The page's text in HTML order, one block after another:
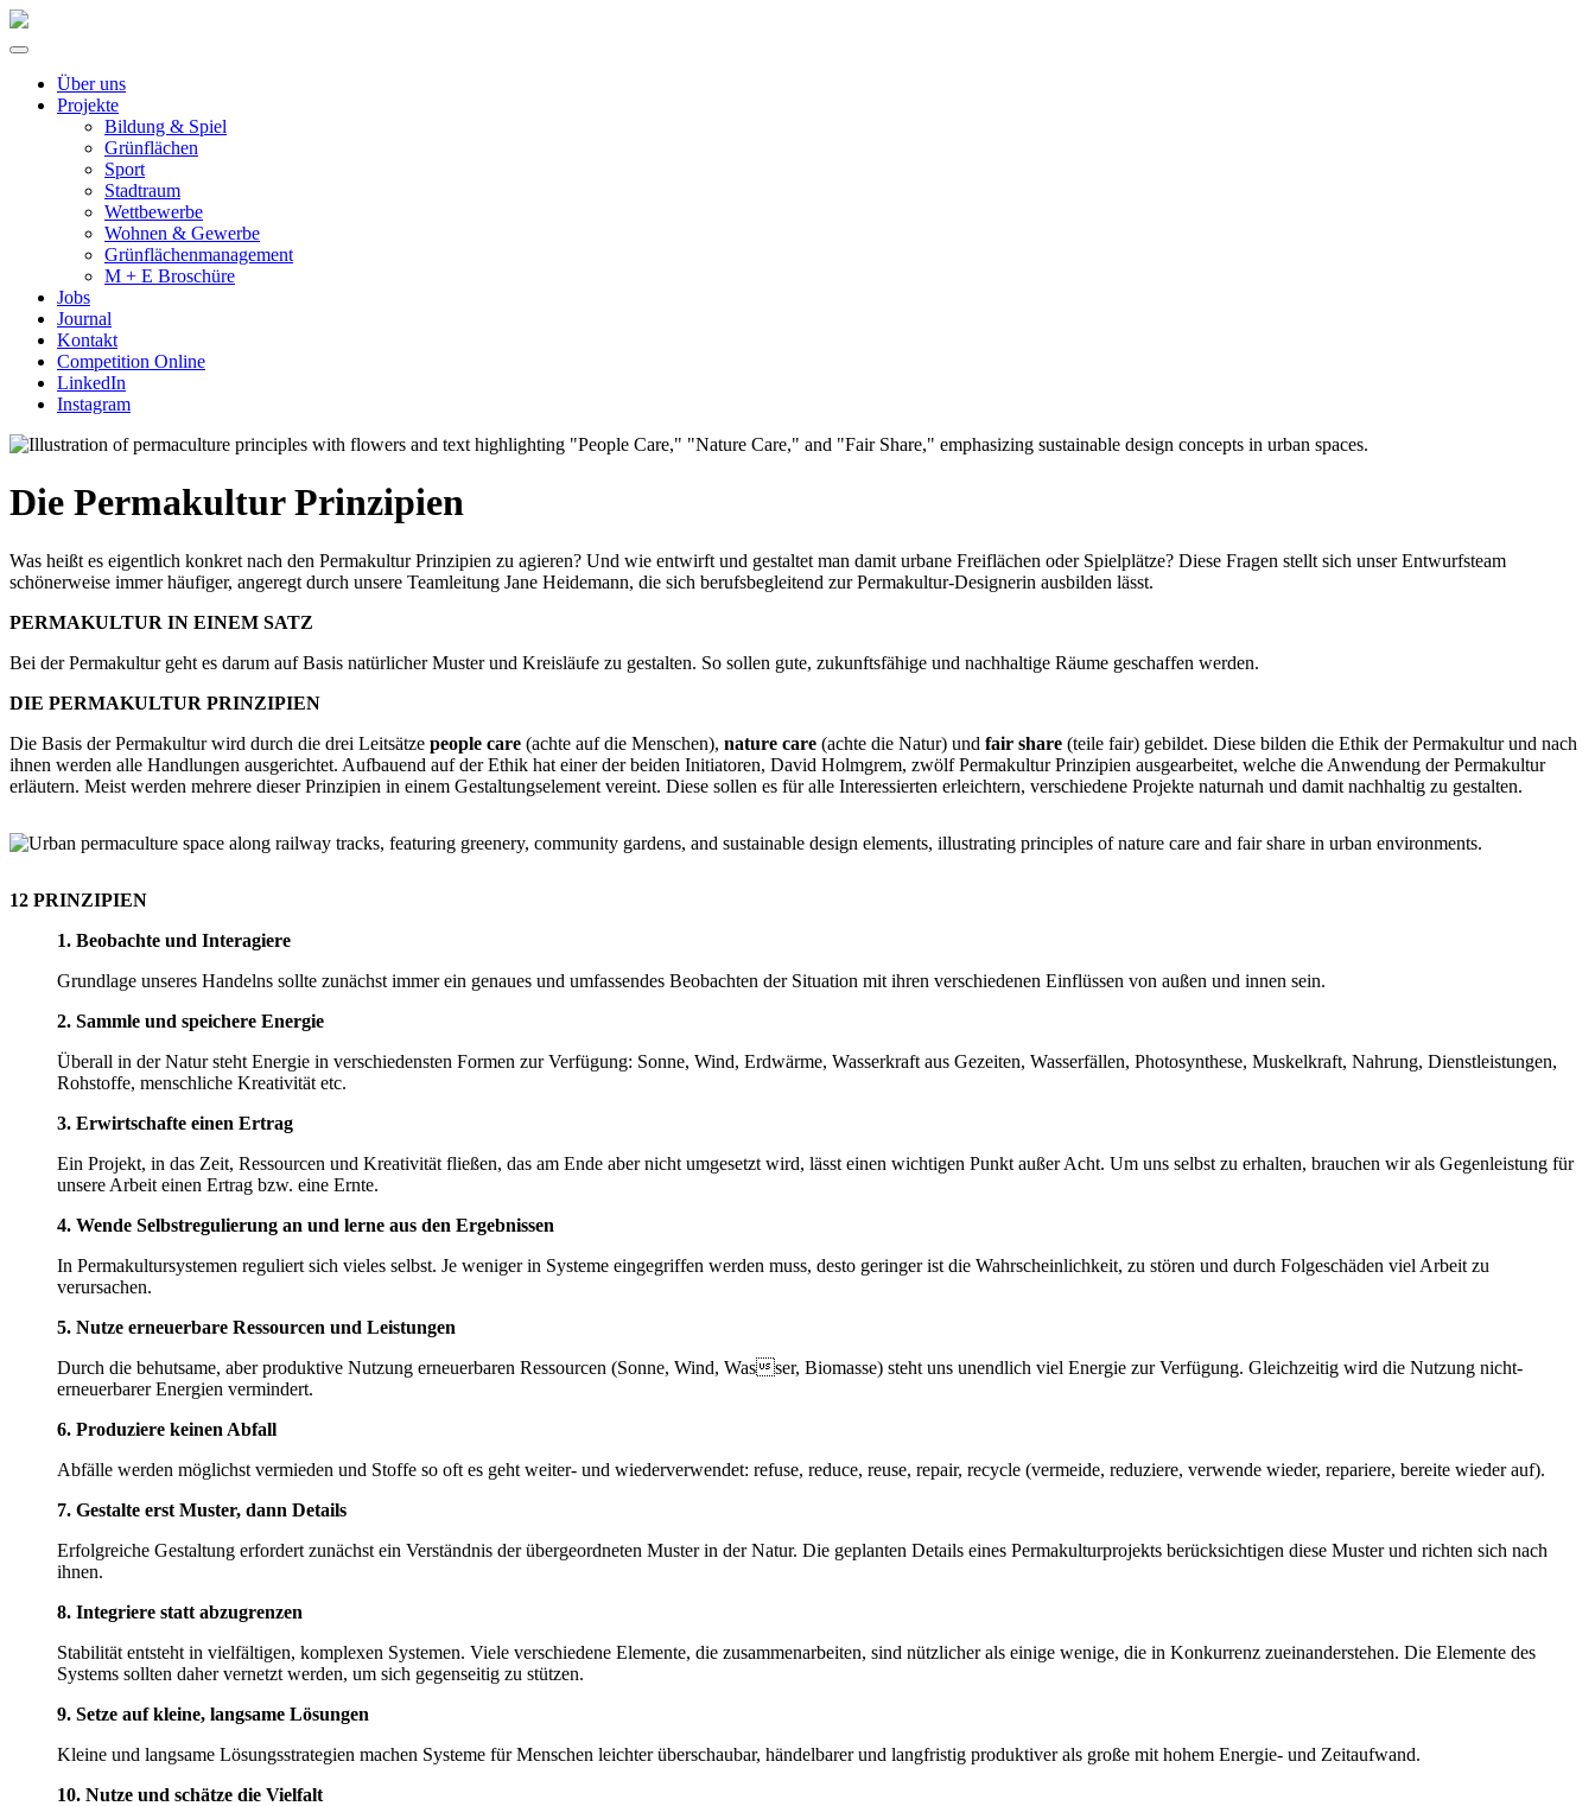
Über uns
Projekte
Bildung & Spiel
Grünflächen
Sport
Stadtraum
Wettbewerbe
Wohnen & Gewerbe
Grünflächenmanagement
M + E Broschüre
Jobs
Journal
Kontakt
Competition Online
LinkedIn
Instagram
Die Permakultur Prinzipien
Was heißt es eigentlich konkret nach den Permakultur Prinzipien zu agieren? Und wie entwirft und gestaltet man damit urbane Freiflächen oder Spielplätze? Diese Fragen stellt sich unser Entwurfsteam
schönerweise immer häufiger, angeregt durch unsere Teamleitung Jane Heidemann, die sich berufsbegleitend zur Permakultur-Designerin ausbilden lässt.
PERMAKULTUR IN EINEM SATZ
Bei der Permakultur geht es darum auf Basis natürlicher Muster und Kreisläufe zu gestalten. So sollen gute, zukunftsfähige und nachhaltige Räume geschaffen werden.
DIE PERMAKULTUR PRINZIPIEN
Die Basis der Permakultur wird durch die drei Leitsätze people care (achte auf die Menschen), nature care (achte die Natur) und fair share (teile fair) gebildet. Diese bilden die Ethik der Permakultur und nach
ihnen werden alle Handlungen ausgerichtet. Aufbauend auf der Ethik hat einer der beiden Initiatoren, David Holmgrem, zwölf Permakultur Prinzipien ausgearbeitet, welche die Anwendung der Permakultur
erläutern. Meist werden mehrere dieser Prinzipien in einem Gestaltungselement vereint. Diese sollen es für alle Interessierten erleichtern, verschiedene Projekte naturnah und damit nachhaltig zu gestalten.
12 PRINZIPIEN
1. Beobachte und Interagiere
Grundlage unseres Handelns sollte zunächst immer ein genaues und umfassendes Beobachten der Situation mit ihren verschiedenen Einflüssen von außen und innen sein.
2. Sammle und speichere Energie
Überall in der Natur steht Energie in verschiedensten Formen zur Verfügung: Sonne, Wind, Erdwärme, Wasserkraft aus Gezeiten, Wasserfällen, Photosynthese, Muskelkraft, Nahrung, Dienstleistungen,
Rohstoffe, menschliche Kreativität etc.
3. Erwirtschafte einen Ertrag
Ein Projekt, in das Zeit, Ressourcen und Kreativität fließen, das am Ende aber nicht umgesetzt wird, lässt einen wichtigen Punkt außer Acht. Um uns selbst zu erhalten, brauchen wir als Gegenleistung für
unsere Arbeit einen Ertrag bzw. eine Ernte.
4. Wende Selbstregulierung an und lerne aus den Ergebnissen
In Permakultursystemen reguliert sich vieles selbst. Je weniger in Systeme eingegriffen werden muss, desto geringer ist die Wahrscheinlichkeit, zu stören und durch Folgeschäden viel Arbeit zu
verursachen.
5. Nutze erneuerbare Ressourcen und Leistungen
Durch die behutsame, aber produktive Nutzung erneuerbaren Ressourcen (Sonne, Wind, Wasser, Biomasse) steht uns unendlich viel Energie zur Verfügung. Gleichzeitig wird die Nutzung nicht-
erneuerbarer Energien vermindert.
6. Produziere keinen Abfall
Abfälle werden möglichst vermieden und Stoffe so oft es geht weiter- und wiederverwendet: refuse, reduce, reuse, repair, recycle (vermeide, reduziere, verwende wieder, repariere, bereite wieder auf).
7. Gestalte erst Muster, dann Details
Erfolgreiche Gestaltung erfordert zunächst ein Verständnis der übergeordneten Muster in der Natur. Die geplanten Details eines Permakulturprojekts berücksichtigen diese Muster und richten sich nach
ihnen.
8. Integriere statt abzugrenzen
Stabilität entsteht in vielfältigen, komplexen Systemen. Viele verschiedene Elemente, die zusammenarbeiten, sind nützlicher als einige wenige, die in Konkurrenz zueinanderstehen. Die Elemente des
Systems sollten daher vernetzt werden, um sich gegenseitig zu stützen.
9. Setze auf kleine, langsame Lösungen
Kleine und langsame Lösungsstrategien machen Systeme für Menschen leichter überschaubar, händelbarer und langfristig produktiver als große mit hohem Energie- und Zeitaufwand.
10. Nutze und schätze die Vielfalt